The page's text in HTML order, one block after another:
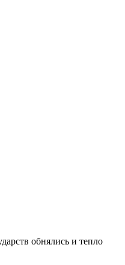
обнялись и тепло